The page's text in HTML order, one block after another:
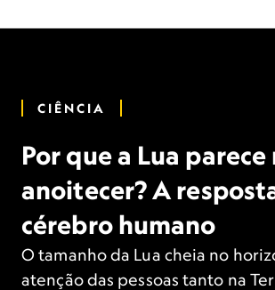
CIÊNCIA
Por que a Lua
anoitecer? A
cérebro humano
O tamanho da Lua cheia no
atenção das pessoas tanto na